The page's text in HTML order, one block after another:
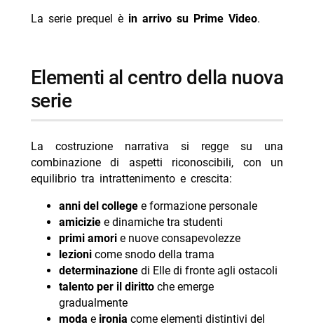
La serie prequel è in arrivo su Prime Video.
elementi al centro della nuova
serie
La costruzione narrativa si regge su una
combinazione di aspetti riconoscibili, con un
equilibrio tra intrattenimento e crescita:
anni del collegee formazione personale
amiciziee dinamiche tra studenti
primi amorie nuove consapevolezze
lezionicome snodo della trama
determinazionedi Elle di fronte agli ostacoli
talento per il dirittoche emerge
gradualmente
moda e ironia come elementi distintivi del